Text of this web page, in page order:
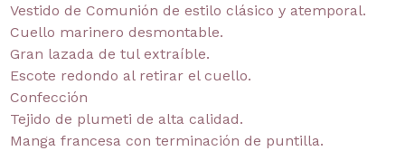
Vestido de Comunión de estilo clásico y atemporal.
Cuello marinero desmontable.
Gran lazada de tul extraíble.
Escote redondo al retirar el cuello.
Confección
Tejido de plumeti de alta calidad.
Manga francesa con terminación de puntilla.